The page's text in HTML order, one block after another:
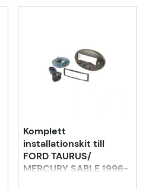
Komplett
installationskit till
FORD TAURUS/
MERCURY SABLE 1996-